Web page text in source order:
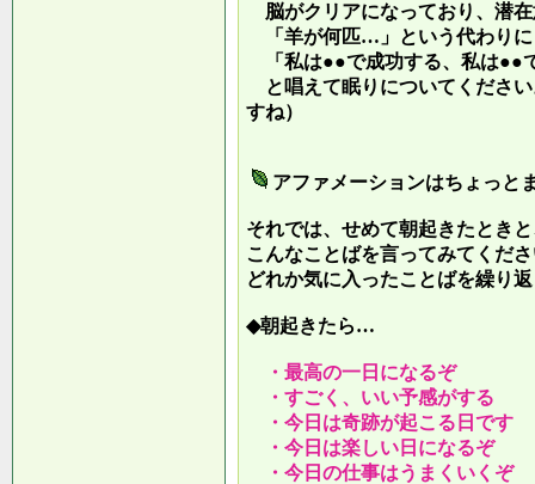
脳がクリアになっており、潜
「羊が何匹…」という代わりに
「私は●●で成功する、私は●●
と唱えて眠りについてくださ
すね）
アファメーションはちょっと
それでは、せめて朝起きたとき
こんなことばを言ってみてくだ
どれか気に入ったことばを繰り
◆朝起きたら…
・最高の一日になるぞ
・すごく、いい予感がする
・今日は奇跡が起こる日です
・今日は楽しい日になるぞ
・今日の仕事はうまくいくぞ